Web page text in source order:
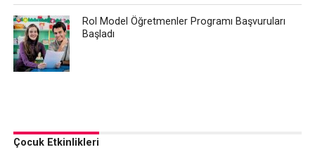
Rol Model Öğretmenler Programı Başvuruları
Başladı
Çocuk Etkinlikleri